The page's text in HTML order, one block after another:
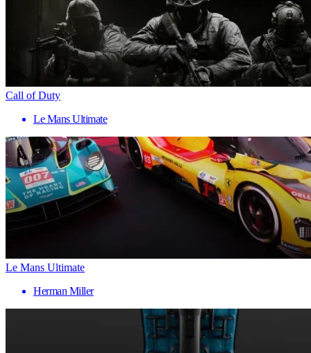
Call of Duty
Le Mans Ultimate
Le Mans Ultimate
Herman Miller